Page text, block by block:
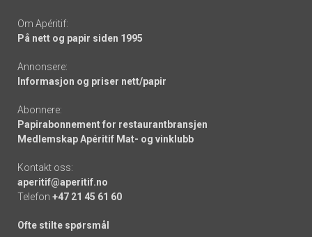
Om Apéritif:
På nett og papir siden 1995
Annonsere:
Informasjon og priser nett/papir
Abonnere:
Papirabonnement for restaurantbransjen
Medlemskap Apéritif Mat- og vinklubb
Kontakt oss:
aperitif@aperitif.no
Telefon +47 21 45 61 60
Ofte stilte spørsmål